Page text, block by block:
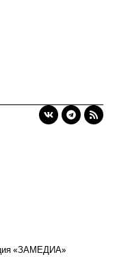
«ЗАМЕДИА»